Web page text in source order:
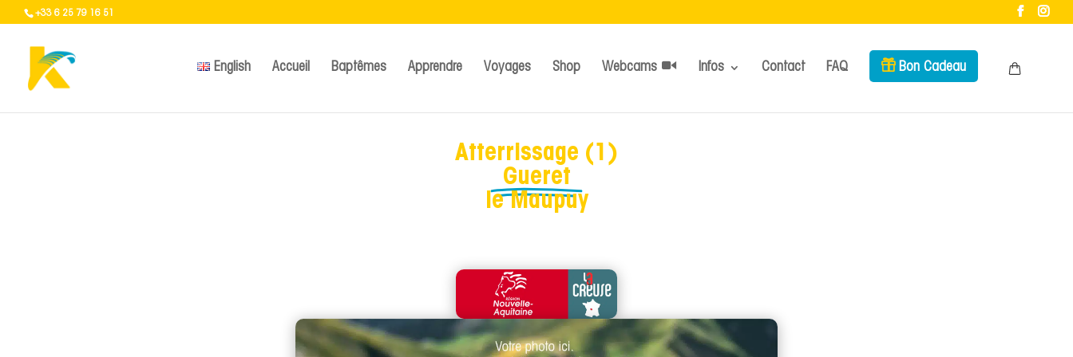
+33 6 25 79 16 51
English Accueil Baptêmes Apprendre Voyages Shop Webcams Infos Contact FAQ Bon Cadeau
Atterrissage (1)
Gueret
le Maupuy